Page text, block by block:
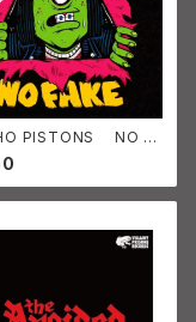
PISTONS NO FA
定版ブックレット付